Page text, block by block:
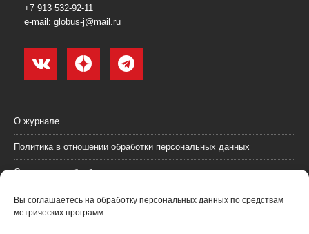
Вы соглашаетесь на обработку персональных данных по средствам
метрических программ.
+7 913 532-92-11
e-mail: globus-j@mail.ru
О журнале
Политика в отношении обработки персональных данных
Согласие на обработку персональных данных
Пользовательское соглашение (оферта)